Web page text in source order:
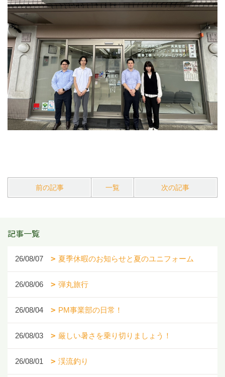
前の記事 一覧 次の記事
記事一覧
26/08/07 夏季休暇のお知らせと夏のユニフォーム
26/08/06 弾丸旅行
26/08/04 PM事業部の日常！
26/08/03 厳しい暑さを乗り切りましょう！
26/08/01 渓流釣り